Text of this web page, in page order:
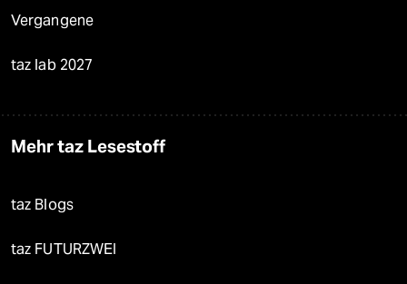
Vergangene
taz lab 2027
Mehr taz Lesestoff
taz Blogs
taz FUTURZWEI